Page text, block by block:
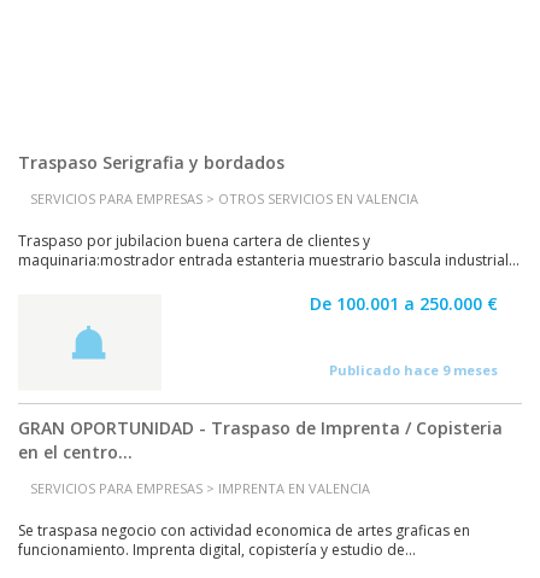
Traspaso Serigrafia y bordados
SERVICIOS PARA EMPRESAS > OTROS SERVICIOS EN VALENCIA
Traspaso por jubilacion buena cartera de clientes y
maquinaria:mostrador entrada estanteria muestrario bascula industrial...
De 100.001 a 250.000 €
Publicado hace 9 meses
GRAN OPORTUNIDAD - Traspaso de Imprenta / Copisteria
en el centro...
SERVICIOS PARA EMPRESAS > IMPRENTA EN VALENCIA
Se traspasa negocio con actividad economica de artes graficas en
funcionamiento. Imprenta digital, copistería y estudio de...